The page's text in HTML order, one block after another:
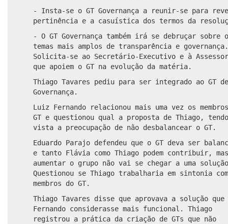
- Insta-se o GT Governança a reunir-se para
pertinência e a casuística dos termos da
- O GT Governança também irá se debruçar sobre
temas mais amplos de transparência e governança.
Solicita-se ao Secretário-Executivo e à
que apoiem o GT na evolução da matéria.
Thiago Tavares pediu para ser integrado ao GT de
Governança.
Luiz Fernando relacionou mais uma vez os
GT e questionou qual a proposta de Thiago, tendo
vista a preocupação de não desbalancear o GT.
Eduardo Parajo defendeu que o GT deva ser
e tanto Flávia como Thiago podem contribuir,
aumentar o grupo não vai se chegar a uma
Questionou se Thiago trabalharia em sintonia
membros do GT.
Thiago Tavares disse que aprovava a solução
Fernando considerasse mais funcional. Thiago
registrou a prática da criação de GTs que não